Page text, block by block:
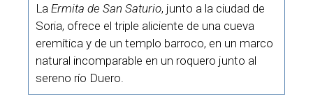
La Ermita de San Saturio, junto a la ciudad de
Soria, ofrece el triple aliciente de una cueva
eremítica y de un templo barroco, en un marco
natural incomparable en un roquero junto al
sereno río Duero.